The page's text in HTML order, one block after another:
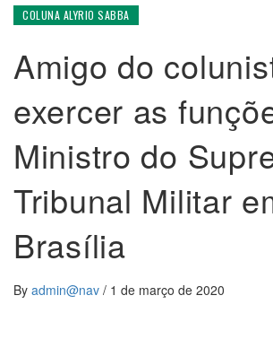
COLUNA ALYRIO SABBA
Amigo do
exercer as
Ministro do
Tribunal Militar
Brasília
By admin@nav / 1 de março de 2020